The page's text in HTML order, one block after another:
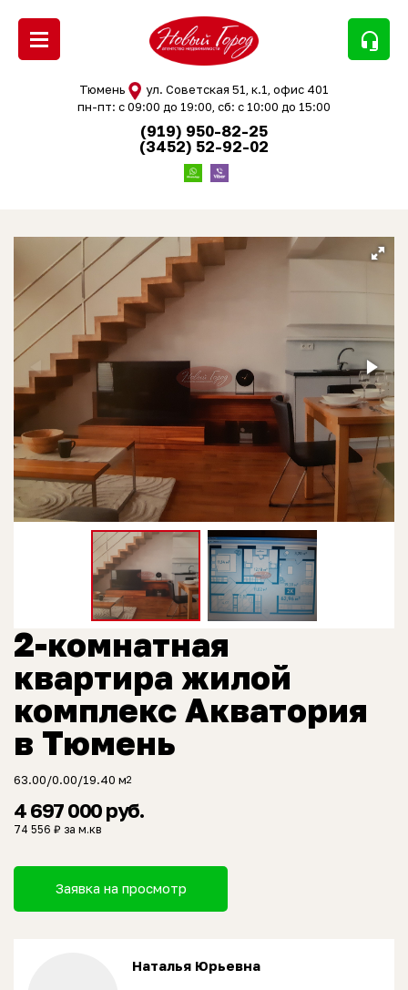
headset_mic
Тюмень
ул. Советская 51, к.1, офис 401
пн-пт: с 09:00 до 19:00, сб: с 10:00 до 15:00
(919) 950-82-25
(3452) 52-92-02
2-комнатная
квартира жилой
комплекс Акватория
в Тюмень
63.00/0.00/19.40 м2
4 697 000 руб.
74 556 ₽ за м.кв
Заявка на просмотр
Наталья Юрьевна